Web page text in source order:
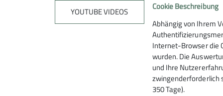
Datenschutz-Einstellungen Datenschutz Impressum
YOUTUBE VIDEOS
Cookie Beschreibung
Abhängig von Ihrem
Internet-Browser die
wurden. Die
und Ihre
zwingenderforderlich
350 Tage).